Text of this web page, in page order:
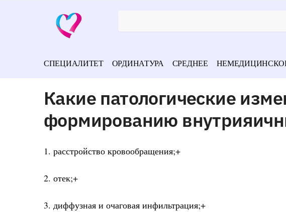
СПЕЦИАЛИТЕТ ОРДИНАТУРА СРЕДНЕЕ
Какие патологические
формированию
1. расстройство кровообращения;+
2. отек;+
3. диффузная и очаговая инфильтрация;+